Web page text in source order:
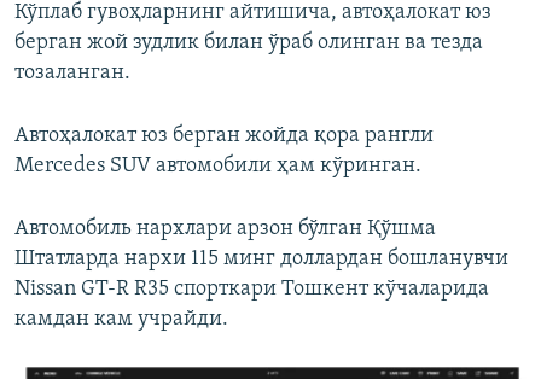
Кўплаб гувоҳларнинг айтишича, автоҳалокат юз
берган жой зудлик билан ўраб олинган ва тезда
тозаланган.
Автоҳалокат юз берган жойда қора рангли
Mercedes SUV автомобили ҳам кўринган.
Автомобиль нархлари арзон бўлган Қўшма
Штатларда нархи 115 минг доллардан бошланувчи
Nissan GT-R R35 спорткари Тошкент кўчаларида
камдан кам учрайди.